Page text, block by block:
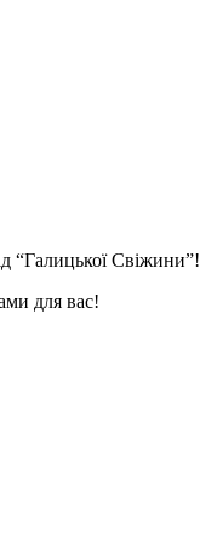
“Галицької Свіжини”!
для вас!